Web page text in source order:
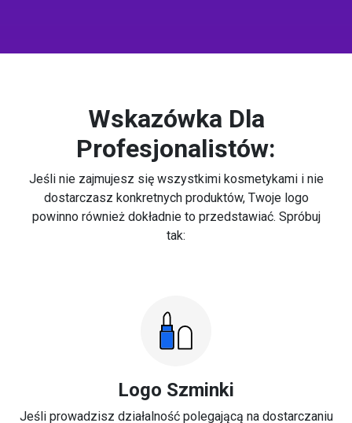
Wskazówka Dla
Profesjonalistów:
Jeśli nie zajmujesz się wszystkimi kosmetykami i nie
dostarczasz konkretnych produktów, Twoje logo
powinno również dokładnie to przedstawiać. Spróbuj
tak:
Logo Szminki
Jeśli prowadzisz działalność polegającą na dostarczaniu